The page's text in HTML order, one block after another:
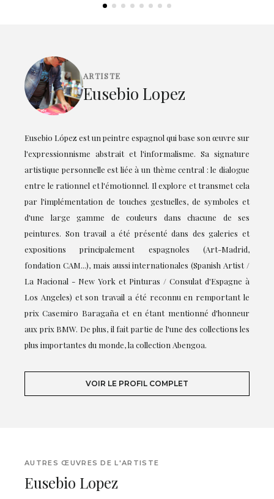
ARTISTE
Eusebio Lopez
Eusebio López est un peintre espagnol qui base son œuvre sur
l'expressionnisme abstrait et l'informalisme. Sa signature
artistique personnelle est liée à un thème central : le dialogue
entre le rationnel et l'émotionnel. Il explore et transmet cela
par l'implémentation de touches gestuelles, de symboles et
d'une large gamme de couleurs dans chacune de ses
peintures. Son travail a été présenté dans des galeries et
expositions principalement espagnoles (Art-Madrid,
fondation CAM...), mais aussi internationales (Spanish Artist /
La Nacional - New York et Pinturas / Consulat d'Espagne à
Los Angeles) et son travail a été reconnu en remportant le
prix Casemiro Baragaña et en étant mentionné d'honneur
aux prix BMW. De plus, il fait partie de l'une des collections les
plus importantes du monde, la collection Abengoa.
VOIR LE PROFIL COMPLET
AUTRES ŒUVRES DE L'ARTISTE
Eusebio Lopez